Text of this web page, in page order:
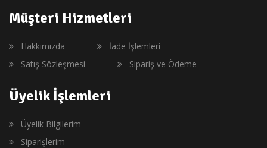
Müşteri Hizmetleri
Hakkımızda
İade İşlemleri
Satış Sözleşmesi
Sipariş ve Ödeme
Üyelik İşlemleri
Üyelik Bilgilerim
Siparişlerim